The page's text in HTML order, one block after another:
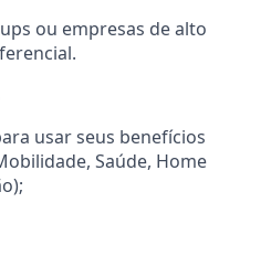
ou empresas de alto
usar seus benefícios
Saúde, Home